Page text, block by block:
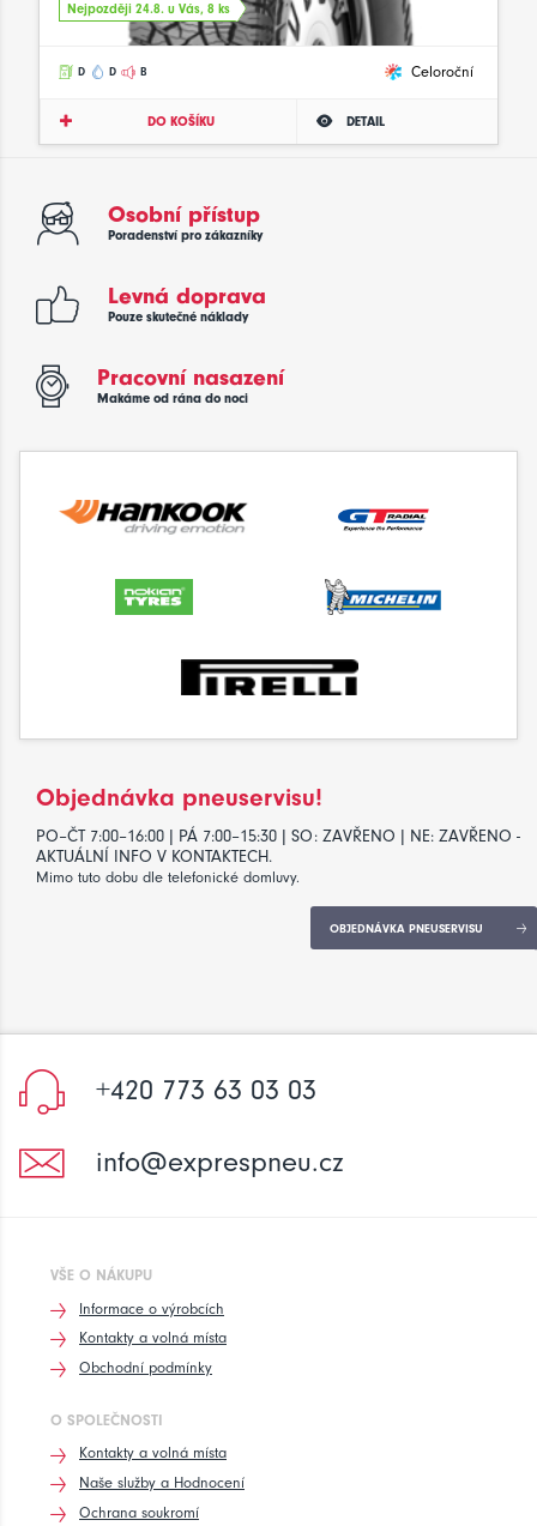
Nejpozději 24.8. u Vás, 8 ks
D D B Celoroční
DO KOŠÍKU DETAIL
Osobní přístup
Poradenství pro zákazníky
Levná doprava
Pouze skutečné náklady
Pracovní nasazení
Makáme od rána do noci
Objednávka pneuservisu!
PO–ČT 7:00–16:00 | PÁ 7:00–15:30 | SO: ZAVŘENO | NE: ZAVŘENO -
AKTUÁLNÍ INFO V KONTAKTECH.
Mimo tuto dobu dle telefonické domluvy.
OBJEDNÁVKA PNEUSERVISU
+420 773 63 03 03
info@exprespneu.cz
VŠE O NÁKUPU
Informace o výrobcích
Kontakty a volná místa
Obchodní podmínky
O SPOLEČNOSTI
Kontakty a volná místa
Naše služby a Hodnocení
Ochrana soukromí